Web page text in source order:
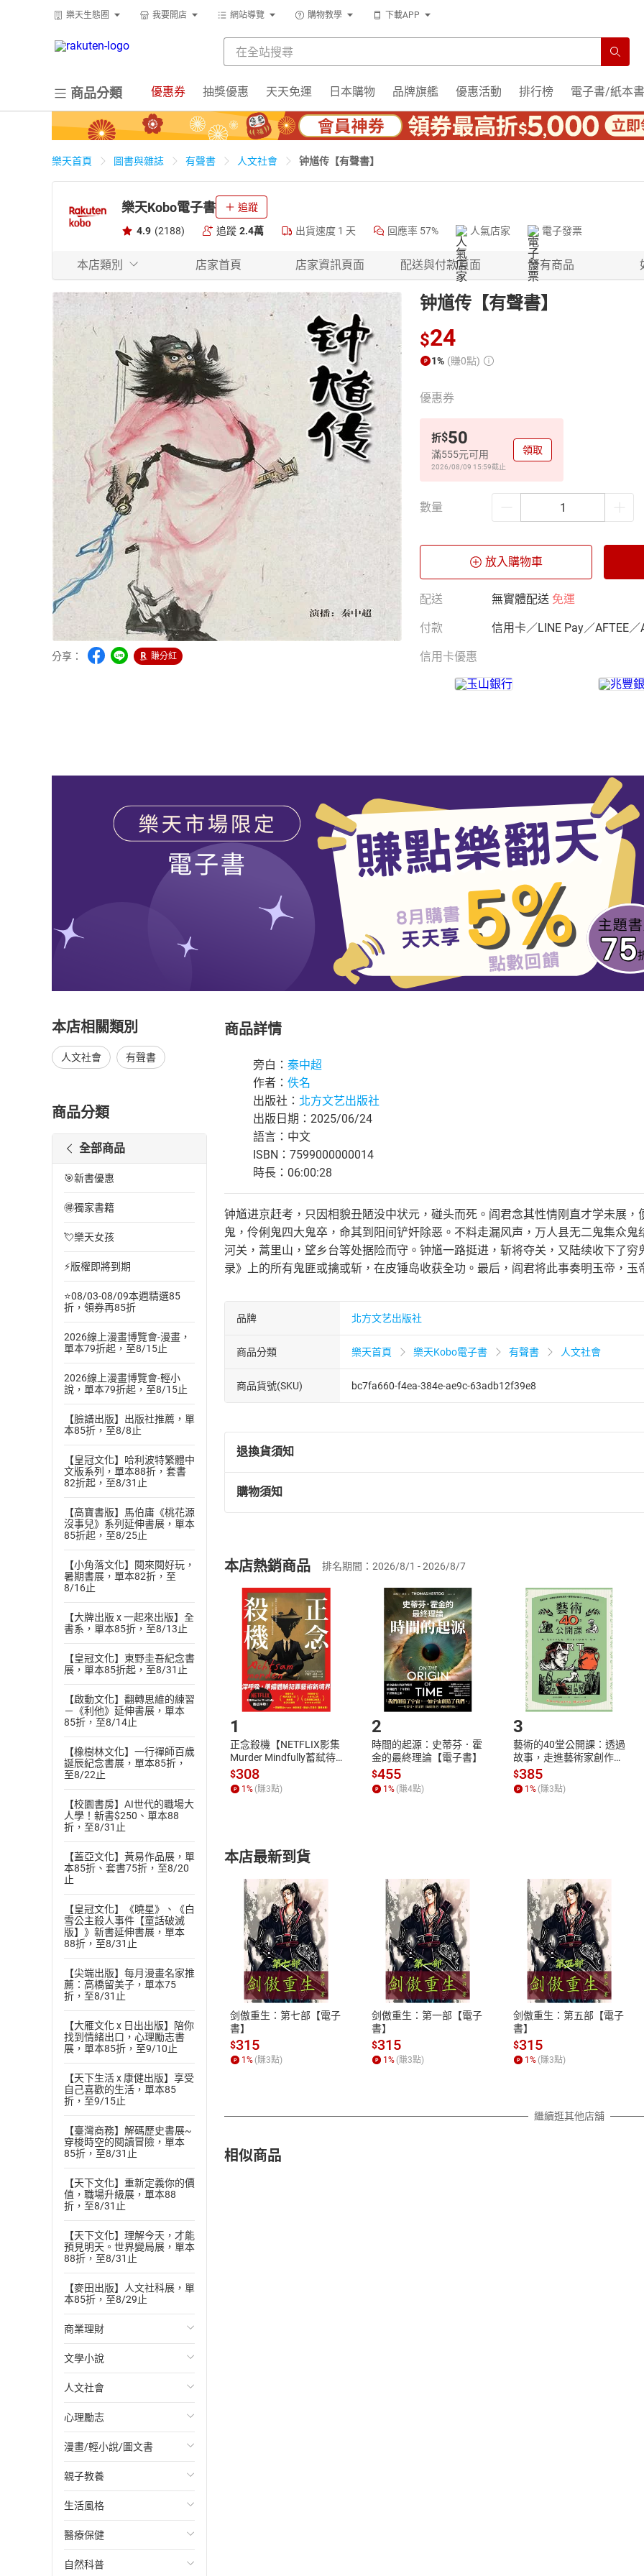
樂天生態圈 我要開店 網站導覽 購物教學 下載APP
商品分類 優惠券 抽獎優惠 天天免運 日本購物 品牌旗艦 優惠活動 排行榜 電子書/紙本書
樂天首頁 圖書與雜誌 有聲書 人文社會 钟馗传【有聲書】
樂天Kobo電子書 追蹤
4.9 (2188) 追蹤 2.4萬 出貨速度 1 天 回應率 57% 人氣店家 電子發票
本店類別 店家首頁 店家資訊頁面 配送與付款頁面 所有商品
分享： 賺分紅
钟馗传【有聲書】
$24
1% (賺0點)
優惠券
折$50
滿555元可用
2026/08/09 15:59截止
領取
數量
放入購物車
配送 無實體配送 免運
付款 信用卡／LINE Pay／AFTEE／
信用卡優惠
本店相關類別
人文社會 有聲書
商品分類
全部商品
🎯新書優惠
🉐獨家書籍
💘樂天女孩
⚡版權即將到期
⭐08/03-08/09本週精選85
折，領券再85折
2026線上漫畫博覽會-漫畫，
單本79折起，至8/15止
2026線上漫畫博覽會-輕小
說，單本79折起，至8/15止
【臉譜出版】出版社推薦，單
本85折，至8/8止
【皇冠文化】哈利波特繁體中
文版系列，單本88折，套書
82折起，至8/31止
【高寶書版】馬伯庸《桃花源
沒事兒》系列延伸書展，單本
85折起，至8/25止
【小角落文化】閱來閱好玩，
暑期書展，單本82折，至
8/16止
【大牌出版 x 一起來出版】全
書系，單本85折，至8/13止
【皇冠文化】東野圭吾紀念書
展，單本85折起，至8/31止
【啟動文化】翻轉思維的練習
－《利他》延伸書展，單本
85折，至8/14止
【橡樹林文化】一行禪師百歲
誕辰紀念書展，單本85折，
至8/22止
【校園書房】AI世代的職場大
人學！新書$250、單本88
折，至8/31止
【蓋亞文化】黃易作品展，單
本85折、套書75折，至8/20
止
【皇冠文化】《曉星》、《白
雪公主殺人事件【童話破滅
版】》新書延伸書展，單本
88折，至8/31止
【尖端出版】每月漫畫名家推
薦：高橋留美子，單本75
折，至8/31止
【大雁文化 x 日出出版】陪你
找到情緒出口，心理勵志書
展，單本85折，至9/10止
【天下生活 x 康健出版】享受
自己喜歡的生活，單本85
折，至9/15止
【臺灣商務】解碼歷史書展~
穿梭時空的閱讀冒險，單本
85折，至8/31止
【天下文化】重新定義你的價
值，職場升級展，單本88
折，至8/31止
【天下文化】理解今天，才能
預見明天。世界變局展，單本
88折，至8/31止
【麥田出版】人文社科展，單
本85折，至8/29止
商業理財
投資理財
經濟/趨勢
財務/金融
管理/領導
職場工作術
成功法
行銷/廣告
傳記
文學小說
歐美文學
日本文學
韓國文學
華文文學
經典文學
成長/家庭生活小說
懸疑/推理小說
人文社會
國際關係
政治
社會科學
台灣/中國歷史
日/韓歷史
其他歷史/史學
心理勵志
心靈成長/情緒
人際關係
兩性關係
心理學
漫畫/輕小說/圖文書
輕小說
奇幻/科幻
愛情故事
職場/社會寫實
親子教養
教育現場
兒童文學/故事
兒童科普/學習
生活風格
飲食/食譜
健身/美顏
醫療保健
健康/養生
自然科普
商品詳情
旁白： 秦中超
作者： 佚名
出版社： 北方文艺出版社
出版日期：2025/06/24
語言：中文
ISBN：7599000000014
時長：06:00:28
钟馗进京赶考，只因相貌丑陋没中状元，碰头而死。阎君念其性情刚直才学未展
鬼，伶俐鬼四大鬼卒，命其到阳间铲奸除恶。不料走漏风声，万人县无二鬼集众
河关，蒿里山，望乡台等处据险而守。钟馗一路挺进，斩将夺关，又陆续收下了
录》上的所有鬼匪或擒或斩，在皮锤岛收获全功。最后，阎君将此事奏明玉帝，
品牌 北方文艺出版社
商品分類 樂天首頁 樂天Kobo電子書 有聲書 人文社會
商品貨號(SKU) bc7fa660-f4ea-384e-ae9c-63adb12f39e8
退換貨須知
退換貨規定：
(一)依消費者保護法第19條第1項後段暨通訊交易解除權合理例外情事適用
(二)消費者訂購本店鋪之商品即代表知悉本店鋪所銷售之商品為電子書，
且已下載/存取電子書，不得請求退貨退款。
退貨方式：您欲取消訂單或辦理退貨時，請登入樂天市場，並於「我的訂單
貨」，本店鋪將依您的申請進行審核，待審核通過後將為您辦理退款事宜。
請注意，樂天市場須以整筆訂單為單位進行取消/退貨，恕無法以單支商品取
購物須知
挑選商品
Choose
放入購物車
Shopping cart
登入帳號
Login
購書後，如何開始使用？
Step1.選擇閱讀載具 Step2.登入
付款方式
ATM轉帳、信用卡、LINE PAY、AFTEE
退換貨規範
本店是否提供消費者保護法七日猶
之權利，遽消費者保護法及通訊交
除權合理例外情事適用準則，依商
質各有不同規定。詳細退換貨說明
照各商品說明。
本店熱銷商品 排名期間：2026/8/1 - 2026/8/7
1
正念殺機【NETFLIX影集
Murder Mindfully蓄弒待
發】【電子書】
$308
1 % (賺3點)
2
時間的起源：史蒂芬．霍
金的最終理論【電子書】
$455
1 % (賺4點)
3
藝術的40堂公開課：透過
故事，走進藝術家創作現
場，看藝術如何誕生、如
何形塑人類生活【電子
書】
$385
1 % (賺3點)
本店最新到貨
剑傲重生：第七部【電子
書】
$315
1 % (賺3點)
剑傲重生：第一部【電子
書】
$315
1 % (賺3點)
剑傲重生：第五部【電子
書】
$315
1 % (賺3點)
繼續逛其他店舖
相似商品